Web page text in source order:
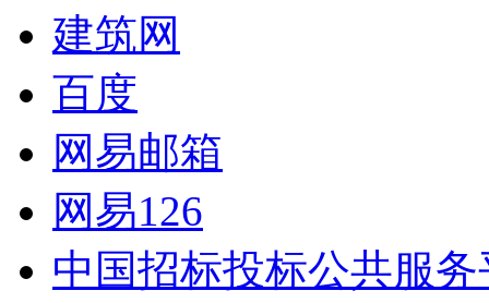
建筑网
百度
网易邮箱
网易126
中国招标投标公共服务